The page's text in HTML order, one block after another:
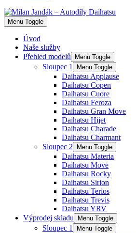
Menu Toggle
Úvod
Naše služby
Přehled modelů
Menu Toggle
Sloupec 1 Menu Toggle
Daihatsu Applause
Daihatsu Copen
Daihatsu Cuore
Daihatsu Feroza
Daihatsu Gran Move
Daihatsu Hijet
Daihatsu Charade
Daihatsu Charmant
Sloupec 2
Menu Toggle
Daihatsu Materia
Daihatsu Move
Daihatsu Rocky
Daihatsu Sirion
Daihatsu Terios
Daihatsu Trevis
Daihatsu YRV
Výprodej skladu
Menu Toggle
Sloupec 1 Menu Toggle